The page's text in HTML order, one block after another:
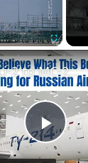
Fullscreen
Play
From Li-2 to MC-21 and Tu-214 - Minsk Civil Aviation Plant No. 407 - Belarus' Aviation Giant